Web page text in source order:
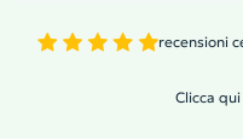
recensioni
Clicca